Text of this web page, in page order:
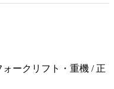
ークリフト・重機 / 正